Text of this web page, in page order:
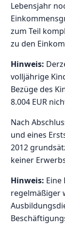
Lebensjahr
zum Teil
zu den
Hinweis:
volljährige
Bezüge des
8.004 EUR
Nach
und eines
2012
keiner
Hinweis:
regelmäßiger